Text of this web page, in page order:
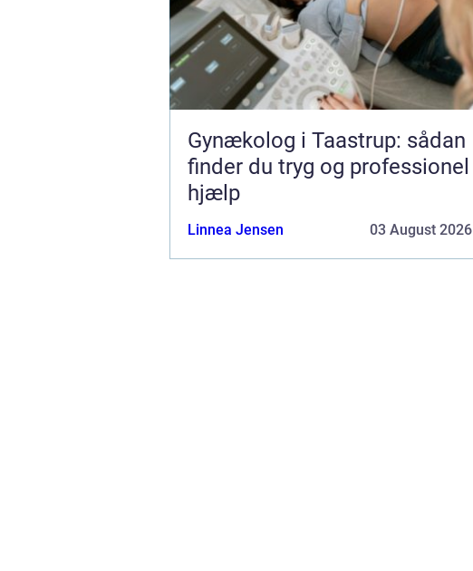
Gynækolog i Taastrup: sådan
finder du tryg og professionel
hjælp
Linnea Jensen 03 August 2026